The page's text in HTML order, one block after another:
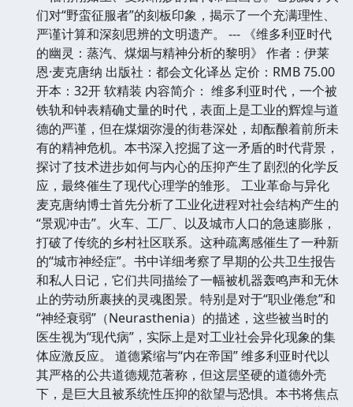
们对“野蛮征服者”的刻板印象，揭示了一个充满理性、
严谨计算和深刻思辨的文明遗产。 --- 《维多利亚时代
的幽灵：蒸汽、煤烟与精神分析的黎明》 作者：伊莱
恩·麦克唐纳 出版社：都会文化译丛 定价：RMB 75.00
开本：32开 软精装 内容简介： 维多利亚时代，一个被
铁轨和钟表精确丈量的时代，表面上是工业的辉煌与道
德的严谨，但在煤烟弥漫的街巷深处，却酝酿着前所未
有的精神危机。本书深入挖掘了这一矛盾的时代背景，
探讨了技术进步如何与内心的压抑产生了剧烈的化学反
应，最终催生了现代心理学的雏形。 工业革命与异化
麦克唐纳博士首先分析了工业化进程对社会结构产生的
“景观冲击”。火车、工厂、以及城市人口的急速膨胀，
打破了传统的乡村社区联系。这种疏离感催生了一种新
的“城市神经症”。书中详细考察了早期的公共卫生报告
和私人日记，它们共同描绘了一幅被机器轰鸣声和无休
止的劳动所裹挟的灵魂图景。特别是对于“职业倦怠”和
“神经衰弱”（Neurasthenia）的描述，这些被当时的
医生视为“现代病”，实际上是对工业社会异化现象的集
体应激反应。 道德紧缩与“内在帝国” 维多利亚时代以
其严格的公共道德规范著称，但这层坚硬的道德外壳
下，是巨大且被系统性压抑的欲望与恐惧。本书将焦点